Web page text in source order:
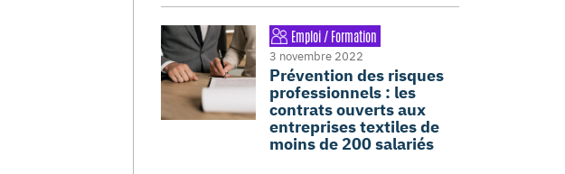
Emploi / Formation
3 novembre 2022
Prévention des risques
professionnels : les
contrats ouverts aux
entreprises textiles de
moins de 200 salariés